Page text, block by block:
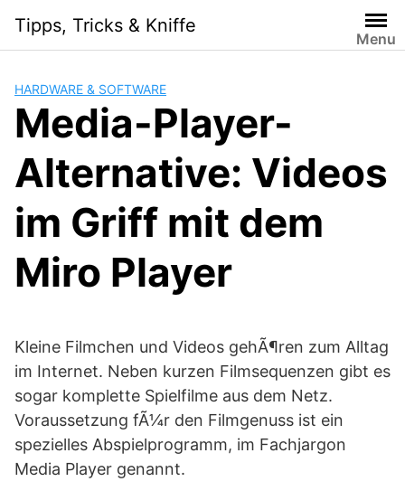
content
Tipps, Tricks & Kniffe
Menu
HARDWARE & SOFTWARE
Media-Player-
Alternative: Videos
im Griff mit dem
Miro Player
Kleine Filmchen und Videos gehÃ¶ren zum Alltag
im Internet. Neben kurzen Filmsequenzen gibt es
sogar komplette Spielfilme aus dem Netz.
Voraussetzung fÃ¼r den Filmgenuss ist ein
spezielles Abspielprogramm, im Fachjargon
Media Player genannt.